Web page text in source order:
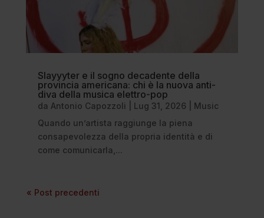
Slayyyter e il sogno decadente della
provincia americana: chi è la nuova anti-
diva della musica elettro-pop
da Antonio Capozzoli Lug 31, 2026
Music
Quando un’artista raggiunge la piena
consapevolezza della propria identità e di
come comunicarla,...
« Post precedenti